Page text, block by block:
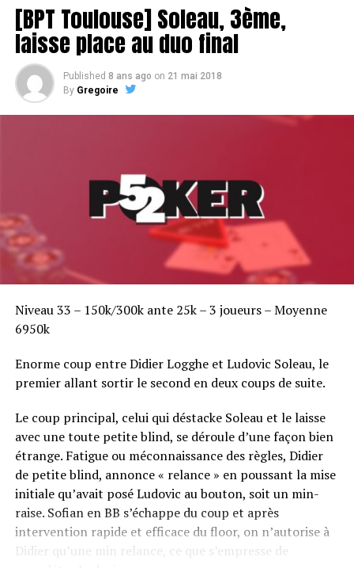
[BPT Toulouse] Soleau, 3ème,
laisse place au duo final
Published 8 ans ago on 21 mai 2018
By Gregoire
Niveau 33 – 150k/300k ante 25k – 3 joueurs – Moyenne
6950k
Enorme coup entre Didier Logghe et Ludovic Soleau, le
premier allant sortir le second en deux coups de suite.
Le coup principal, celui qui déstacke Soleau et le laisse
avec une toute petite blind, se déroule d’une façon bien
étrange. Fatigue ou méconnaissance des règles, Didier
de petite blind, annonce « relance » en poussant la mise
initiale qu’avait posé Ludovic au bouton, soit un min-
raise. Sofian en BB s’échappe du coup et après
intervention rapide et efficace du floor, on n’autorise à
Didier qu’une min relance, ce que s’empresse de